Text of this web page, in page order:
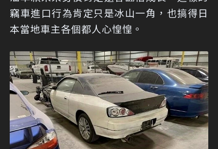
竊車進口行為肯定只是冰山一角，也搞得日
本當地車主各個都人心惶惶。